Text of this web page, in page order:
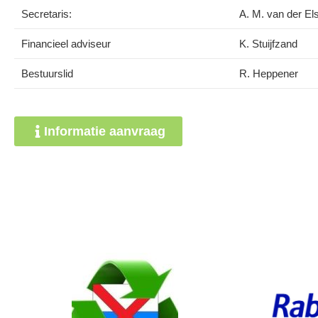
Secretaris: A. M. van der
Financieel adviseur K. Stuijfzand
Bestuurslid R. Heppener
Informatie aanvraag